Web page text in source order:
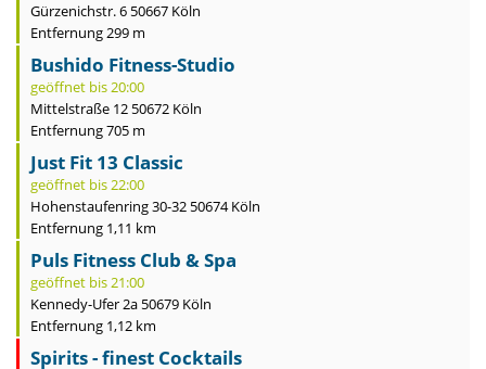
Gürzenichstr. 6 50667 Köln
Entfernung 299 m
Bushido Fitness-Studio
geöffnet bis 20:00
Mittelstraße 12 50672 Köln
Entfernung 705 m
Just Fit 13 Classic
geöffnet bis 22:00
Hohenstaufenring 30-32 50674 Köln
Entfernung 1,11 km
Puls Fitness Club & Spa
geöffnet bis 21:00
Kennedy-Ufer 2a 50679 Köln
Entfernung 1,12 km
Spirits - finest Cocktails